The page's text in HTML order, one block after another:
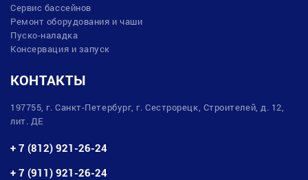
Сервис бассейнов
Ремонт оборудования и чаши
Пуско-наладка
Консервация и запуск
КОНТАКТЫ
197755, г. Санкт-Петербург, г. Сестрорецк, Строителей, д. 12,
лит. ДЕ
+ 7 (812) 921-26-24
+ 7 (911) 921-26-24